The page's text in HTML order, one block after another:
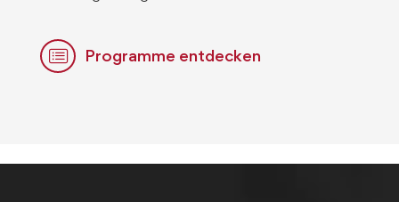
Programme entdecken